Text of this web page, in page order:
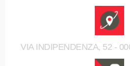
VIA INDIPENDENZA, 52 -